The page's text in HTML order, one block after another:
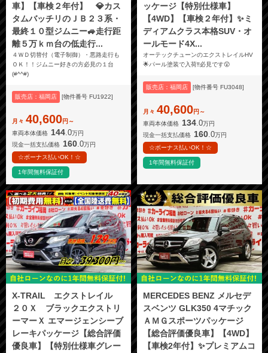
車】【車検２年付】 💎カス
タムバッチリのＪＢ２３系・
最終１０型ジムニー🚙走行距
離５万ｋｍ台の低走行...
４ＷＤ切替付（電子制御）・悪路走行も
ＯＫ！！ジムニー好きの方必見の１台
(#^^#)
販売店：福岡店 [物件番号 FU1922]
月々 40,600円～
車両本体価格 144.0万円
現金一括支払価格 160 .0万円
☆ボーナス払いOK！☆
1年間無料保証付
ッケージ【特別仕様車】
【4WD】【車検２年付】✨ミ
ディアムクラス本格SUV・オ
ールモード4X...
オーテックチューンのエクストレイルHV
🌟パール塗装で入荷‼️必見です😲
販売店：福岡店 [物件番号 FU3048]
月々 40,600円～
車両本体価格 134.0万円
現金一括支払価格 160 .0万円
☆ボーナス払いOK！☆
1年間無料保証付
X-TRAIL エクストレイル
２０Ｘ ブラックエクストリ
ーマーＸ エマージェンシーブ
レーキパッケージ【総合評価
優良車】【特別仕様車グレー
MERCEDES BENZ メルセデ
スベンツ GLK350 4マチック
ＡＭＧスポーツパッケージ
【総合評価優良車】【4WD】
【車検2年付】✨プレミアムコ